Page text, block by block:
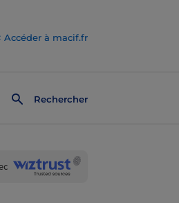
Accéder à macif.fr
Rechercher
Wiztrust
trusted